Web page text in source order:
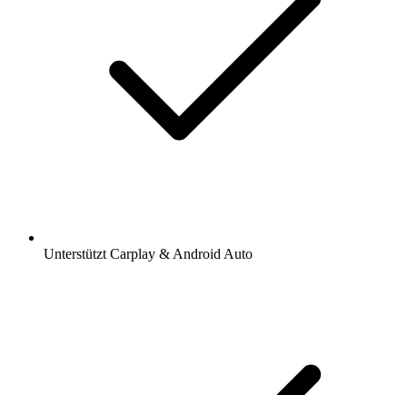
Unterstützt Carplay & Android Auto